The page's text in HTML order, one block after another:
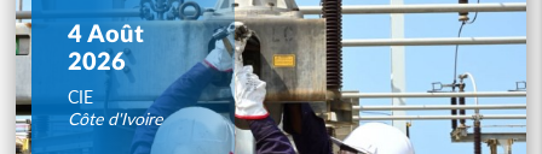
4 Août
2026
CIE
Côte d'Ivoire